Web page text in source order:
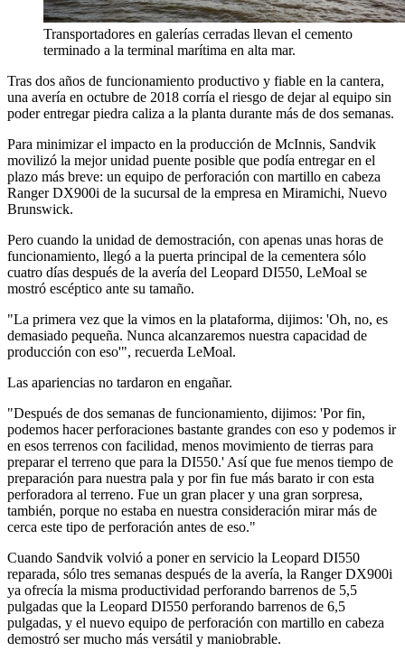
Transportadores en galerías cerradas llevan el cemento
terminado a la terminal marítima en alta mar.
Tras dos años de funcionamiento productivo y fiable en la cantera,
una avería en octubre de 2018 corría el riesgo de dejar al equipo sin
poder entregar piedra caliza a la planta durante más de dos semanas.
Para minimizar el impacto en la producción de McInnis, Sandvik
movilizó la mejor unidad puente posible que podía entregar en el
plazo más breve: un equipo de perforación con martillo en cabeza
Ranger DX900i de la sucursal de la empresa en Miramichi, Nuevo
Brunswick.
Pero cuando la unidad de demostración, con apenas unas horas de
funcionamiento, llegó a la puerta principal de la cementera sólo
cuatro días después de la avería del Leopard DI550, LeMoal se
mostró escéptico ante su tamaño.
"La primera vez que la vimos en la plataforma, dijimos: 'Oh, no, es
demasiado pequeña. Nunca alcanzaremos nuestra capacidad de
producción con eso'", recuerda LeMoal.
Las apariencias no tardaron en engañar.
"Después de dos semanas de funcionamiento, dijimos: 'Por fin,
podemos hacer perforaciones bastante grandes con eso y podemos ir
en esos terrenos con facilidad, menos movimiento de tierras para
preparar el terreno que para la DI550.' Así que fue menos tiempo de
preparación para nuestra pala y por fin fue más barato ir con esta
perforadora al terreno. Fue un gran placer y una gran sorpresa,
también, porque no estaba en nuestra consideración mirar más de
cerca este tipo de perforación antes de eso."
Cuando Sandvik volvió a poner en servicio la Leopard DI550
reparada, sólo tres semanas después de la avería, la Ranger DX900i
ya ofrecía la misma productividad perforando barrenos de 5,5
pulgadas que la Leopard DI550 perforando barrenos de 6,5
pulgadas, y el nuevo equipo de perforación con martillo en cabeza
demostró ser mucho más versátil y maniobrable.